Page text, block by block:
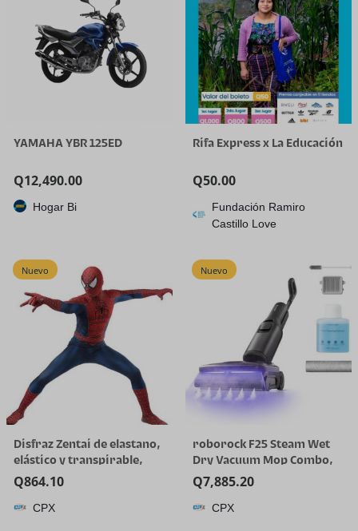
YAMAHA YBR 125ED
Q12,490.00
Hogar Bi
Rifa Express x La Educación
Q50.00
Fundación Ramiro
Castillo Love
Nuevo
Disfraz Zentai de elastano,
elástico y transpirable,
para Halloween y cosplay
Q864.10
CPX
Nuevo
roborock F25 Steam Wet
Dry Vacuum Mop Combo,
356°F Cordless Steam
Cleaner | 25000 Pa Suction
for Hard Floor, 203°F Self-
Q7,885.20
CPX